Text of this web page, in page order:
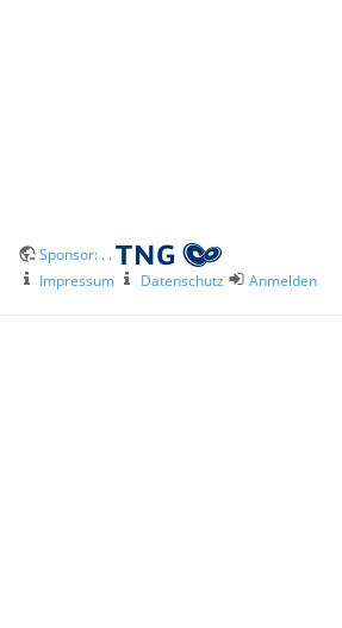
Sponsor: . .
Impressum
Datenschutz Anmelden